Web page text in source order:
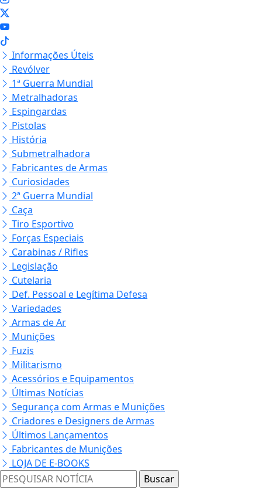
Informações Úteis
Revólver
1ª Guerra Mundial
Metralhadoras
Espingardas
Pistolas
História
Submetralhadora
Fabricantes de Armas
Curiosidades
2ª Guerra Mundial
Caça
Tiro Esportivo
Forças Especiais
Carabinas / Rifles
Legislação
Cutelaria
Def. Pessoal e Legítima Defesa
Variedades
Armas de Ar
Munições
Fuzis
Militarismo
Acessórios e Equipamentos
Últimas Notícias
Segurança com Armas e Munições
Criadores e Designers de Armas
Últimos Lançamentos
Fabricantes de Munições
LOJA DE E-BOOKS